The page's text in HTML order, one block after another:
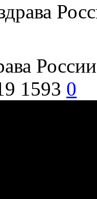
1593 0